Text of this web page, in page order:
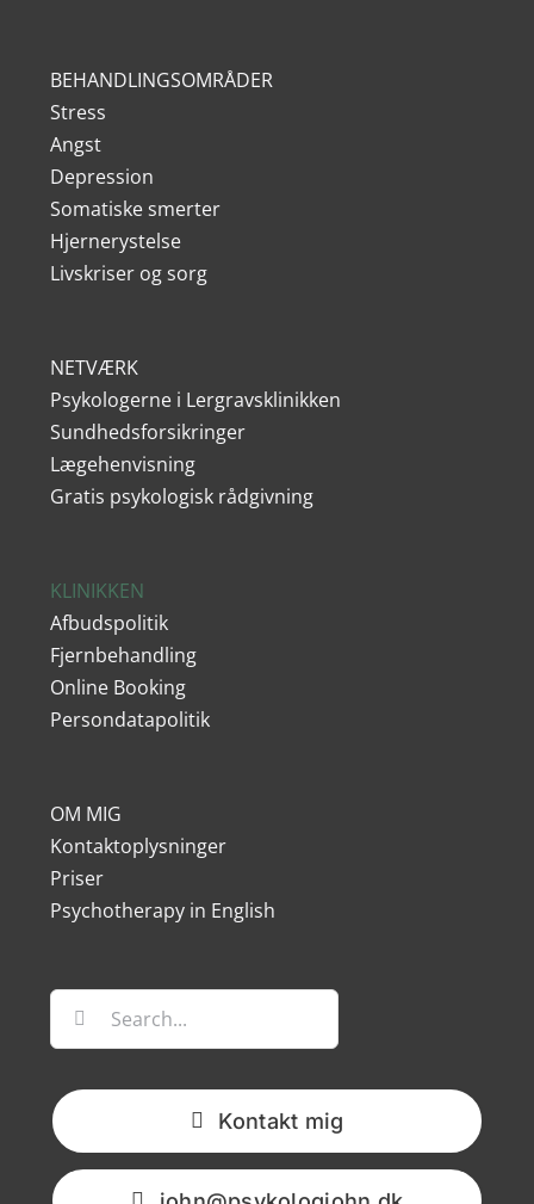
BEHANDLINGSOMRÅDER
Stress
Angst
Depression
Somatiske smerter
Hjernerystelse
Livskriser og sorg
Kontakt mig
NETVÆRK
Psykologerne i Lergravsklinikken
Sundhedsforsikringer
Lægehenvisning
Gratis psykologisk rådgivning
KLINIKKEN
Afbudspolitik
Fjernbehandling
Online Booking
Persondatapolitik
OM MIG
Kontaktoplysninger
Priser
Psychotherapy in English
Søg
efter: